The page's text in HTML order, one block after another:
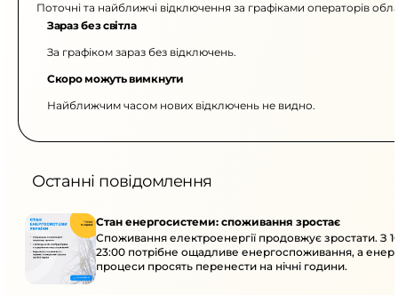
Поточні та найближчі відключення за графіками операторів
Зараз без світла
За графіком зараз без відключень.
Скоро можуть вимкнути
Найближчим часом нових відключень не видно.
Останні повідомлення
Стан енергосистеми: споживання зростає
Споживання електроенергії продовжує зростати. З
23:00 потрібне ощадливе енергоспоживання, а
процеси просять перенести на нічні години.